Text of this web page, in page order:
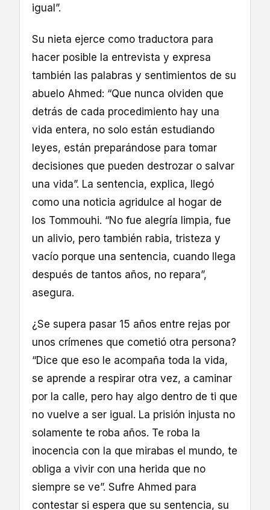
igual”.
Su nieta ejerce como traductora para
hacer posible la entrevista y expresa
también las palabras y sentimientos de su
abuelo Ahmed: “Que nunca olviden que
detrás de cada procedimiento hay una
vida entera, no solo están estudiando
leyes, están preparándose para tomar
decisiones que pueden destrozar o salvar
una vida”. La sentencia, explica, llegó
como una noticia agridulce al hogar de
los Tommouhi. “No fue alegría limpia, fue
un alivio, pero también rabia, tristeza y
vacío porque una sentencia, cuando llega
después de tantos años, no repara”,
asegura.
¿Se supera pasar 15 años entre rejas por
unos crímenes que cometió otra persona?
“Dice que eso le acompaña toda la vida,
se aprende a respirar otra vez, a caminar
por la calle, pero hay algo dentro de ti que
no vuelve a ser igual. La prisión injusta no
solamente te roba años. Te roba la
inocencia con la que mirabas el mundo, te
obliga a vivir con una herida que no
siempre se ve”. Sufre Ahmed para
contestar si espera que su sentencia, su